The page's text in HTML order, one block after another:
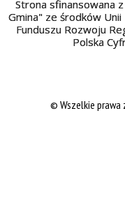
Strona sfinansowana
Gmina" ze środków
Funduszu Rozwoju
Polska
© Wszelkie prawa